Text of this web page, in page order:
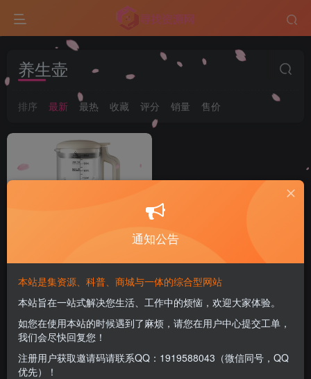
养生壶
排序 最新 最热 收藏 评分 销量 售价
家用全自动加热豆浆机免过
滤榨汁料理机辅食机
￥198
￥0.00 一口深井
通知公告
本站是集资源、科普、商城与一体的综合型网站
本站旨在一站式解决您生活、工作中的烦恼，欢迎大家体验。
如您在使用本站的时候遇到了麻烦，请您在用户中心提交工单，
我们会尽快回复您！
注册用户获取邀请码请联系QQ：1919588043（微信同号，QQ
优先）！